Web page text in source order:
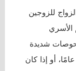
للزوجين
الأسري
شديدة
الأهمية للمرأة التي يزيد عمرها عن 35 عامًا، أو إذا كان